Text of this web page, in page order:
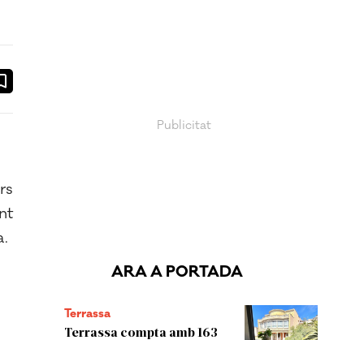
ARA A PORTADA
Terrassa
Terrassa compta amb 163